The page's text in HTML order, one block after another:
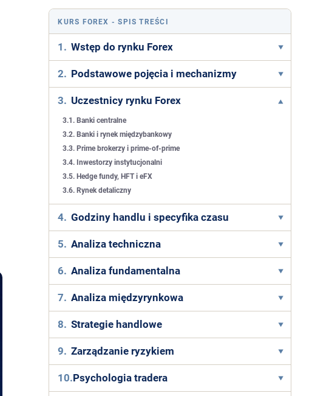
KURS FOREX - SPIS TREŚCI
1. Wstęp do rynku Forex
2. Podstawowe pojęcia i mechanizmy
3. Uczestnicy rynku Forex
3.1. Banki centralne
3.2. Banki i rynek międzybankowy
3.3. Prime brokerzy i prime-of-prime
3.4. Inwestorzy instytucjonalni
3.5. Hedge fundy, HFT i eFX
3.6. Rynek detaliczny
4. Godziny handlu i specyfika czasu
5. Analiza techniczna
6. Analiza fundamentalna
7. Analiza międzyrynkowa
8. Strategie handlowe
9. Zarządzanie ryzykiem
10.Psychologia tradera